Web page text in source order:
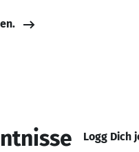
Logg Dich